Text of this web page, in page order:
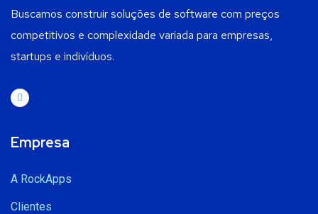
Buscamos construir soluções de software com preços
competitivos e complexidade variada para empresas,
startups e indivíduos.
Empresa
A RockApps
Clientes